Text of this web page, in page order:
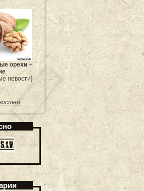
орехи –
новости]